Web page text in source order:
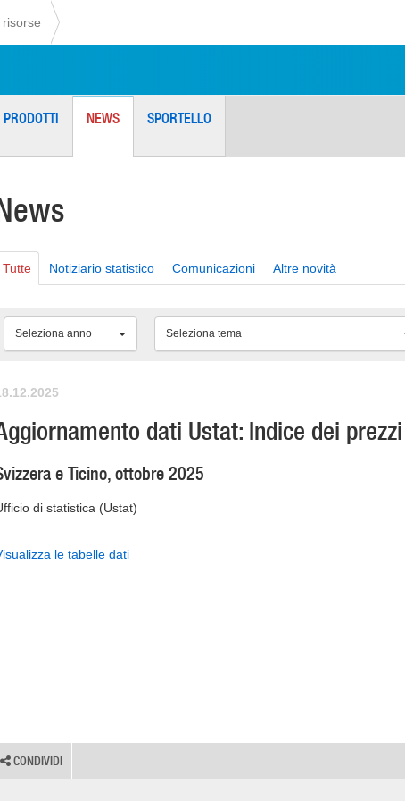
PRODOTTI NEWS SPORTELLO
Tutte Notiziario statistico Comunicazioni Altre novità
Seleziona anno Seleziona tema
dati Ustat: Indice dei
e Ticino, ottobre 2025
di statistica (Ustat)
le tabelle dati
CONDIVIDI